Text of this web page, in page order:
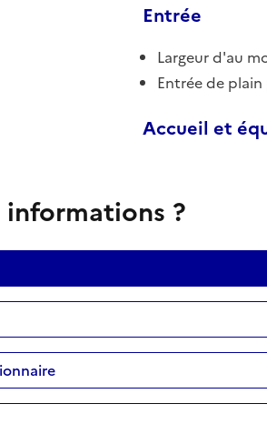
Entrée
Largeur d'au
Entrée de plain
Accueil et
?